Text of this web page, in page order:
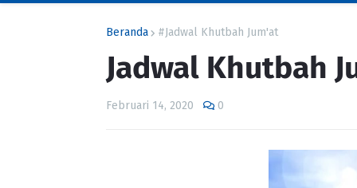
Beranda #Jadwal Khutbah Jum'at
Jadwal Khutbah
Februari 14, 2020 0